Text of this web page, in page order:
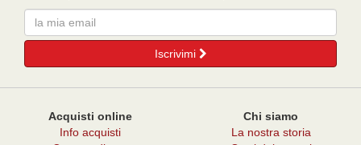
Email
Iscrivimi
Acquisti online
Info acquisti
Chi siamo
La nostra storia